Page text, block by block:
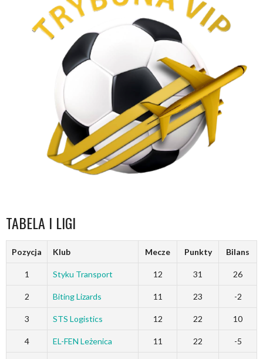
TABELA I LIGI
Pozycja Klub Mecze Punkty Bilans
1 Styku Transport 12 31 26
2 Biting Lizards 11 23 -2
3 STS Logistics 12 22 10
4 EL-FEN Leżenica 11 22 -5